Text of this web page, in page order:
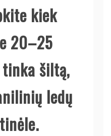
kiek
20–25
šiltą,
ledų